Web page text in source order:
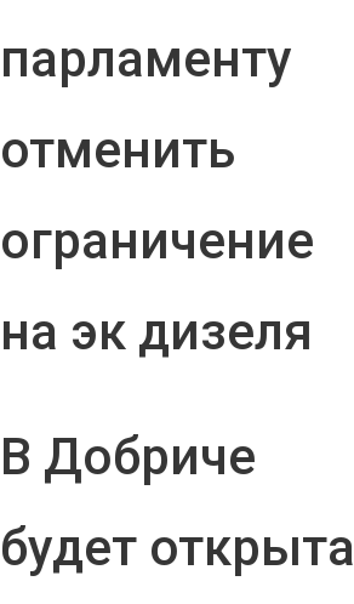
парламенту
отменить
ограничение
на эк дизеля
В Добриче
будет открыта